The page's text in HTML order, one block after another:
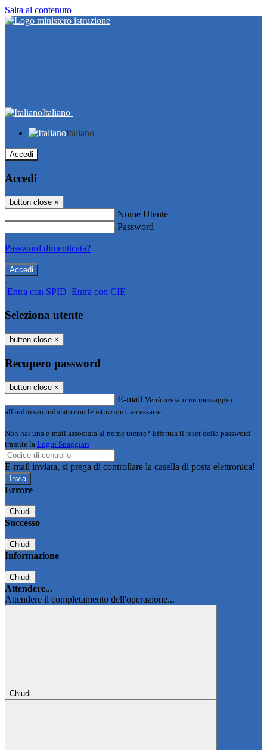
Salta al contenuto
Italiano
Italiano
Accedi
Accedi
button close ×
Nome Utente
Password
Password dimenticata?
-
Entra con SPID Entra con CIE
Seleziona utente
button close ×
Recupero password
button close ×
E-mail Verrà inviato un messaggio
all'indirizzo indicato con le istruzioni necessarie.
Non hai una e-mail associata al nome utente? Effettua il reset della password
tramite la Login Spaggiari
E-mail inviata, si prega di controllare la casella di posta elettronica!
Errore
Chiudi
Successo
Chiudi
Informazione
Chiudi
Attendere...
Attendere il completamento dell'operazione...
Chiudi